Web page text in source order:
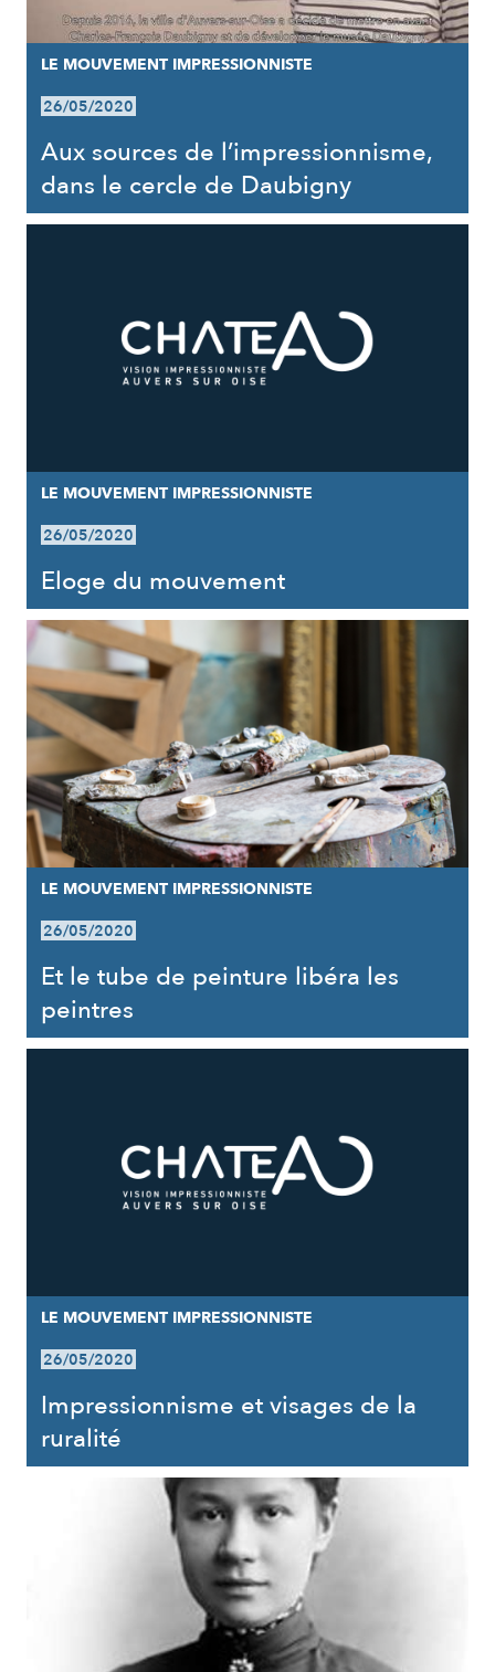
LE MOUVEMENT IMPRESSIONNISTE
26/05/2020
Aux sources de l’impressionnisme,
dans le cercle de Daubigny
LE MOUVEMENT IMPRESSIONNISTE
26/05/2020
Eloge du mouvement
LE MOUVEMENT IMPRESSIONNISTE
26/05/2020
Et le tube de peinture libéra les
peintres
LE MOUVEMENT IMPRESSIONNISTE
26/05/2020
Impressionnisme et visages de la
ruralité